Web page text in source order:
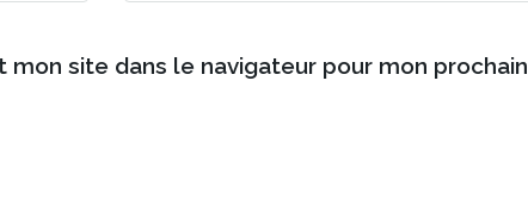
site dans le navigateur pour mon prochain